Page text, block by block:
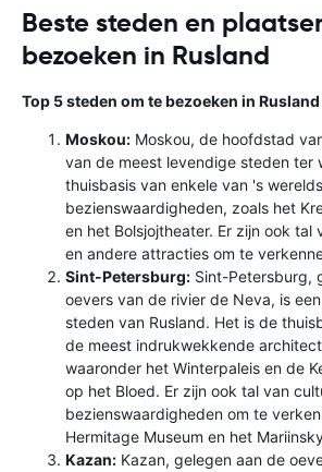
Beste steden en
bezoeken in Rusland
Top 5 steden om te bezoeken in Rusland
Moskou: Moskou, de hoofdstad
van de meest levendige steden ter
thuisbasis van enkele van 's
bezienswaardigheden, zoals het
en het Bolsjojtheater. Er zijn ook tal
en andere attracties om te
Sint-Petersburg: Sint-Petersburg,
oevers van de rivier de Neva, is
steden van Rusland. Het is de
de meest indrukwekkende
waaronder het Winterpaleis en de
op het Bloed. Er zijn ook tal van
bezienswaardigheden om te
Hermitage Museum en het
Kazan: Kazan, gelegen aan de